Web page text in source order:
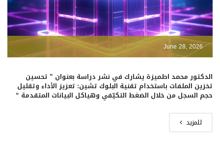
June 28, 2026
الدكتور محمد اطميزة يشارك في نشر دراسة بعنوان ” تحسين
تخزين الملفات باستخدام تقنية البلوك تشين: تعزيز الأداء وتقليل
حجم السجل من خلال الضغط التكيّفي وهياكل البيانات المتقدمة “
للمزيد